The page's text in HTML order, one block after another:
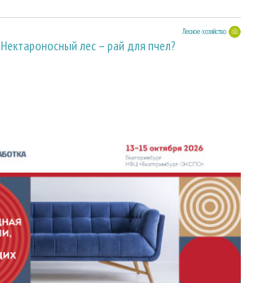
Лесное хозяйство
Нектароносный лес – рай для пчел?